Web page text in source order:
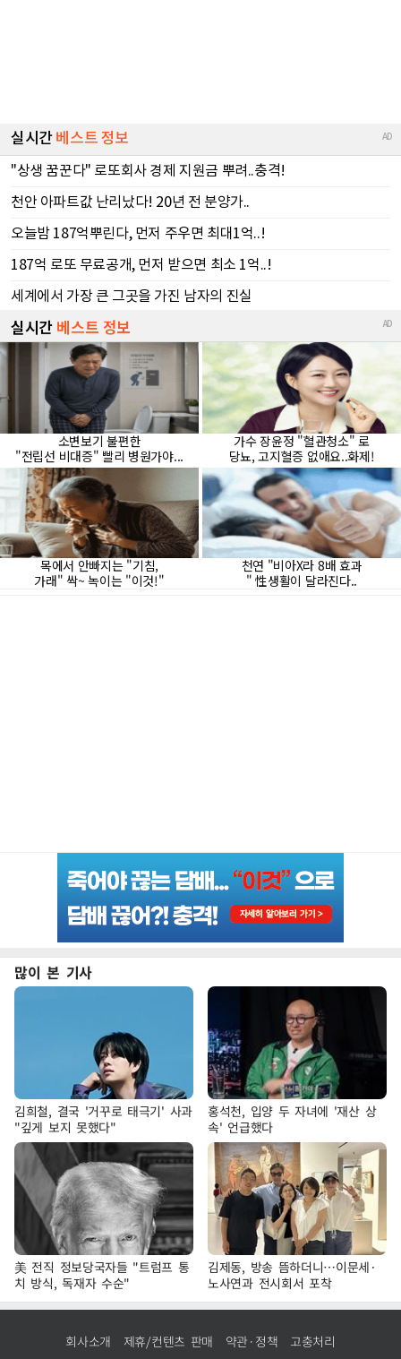
많이 본 기사
김희철, 결국 '거꾸로 태극기' 사과
"깊게 보지 못했다"
홍석천, 입양 두 자녀에 '재산 상
속' 언급했다
美 전직 정보당국자들 "트럼프 통
치 방식, 독재자 수순"
김제동, 방송 뜸하더니…이문세·
노사연과 전시회서 포착
회사소개 제휴/컨텐츠 판매 약관·정책 고충처리